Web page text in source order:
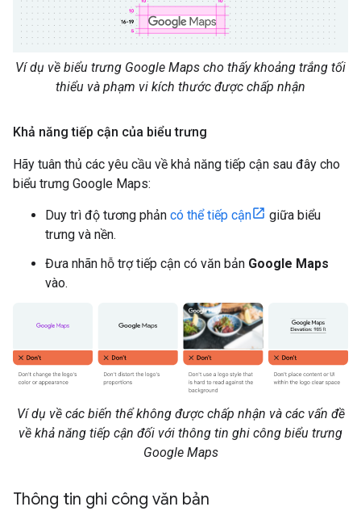
Ví dụ về biểu trưng Google Maps cho thấy khoảng trắng tối
thiểu và phạm vi kích thước được chấp nhận
Khả năng tiếp cận của biểu trưng
Hãy tuân thủ các yêu cầu về khả năng tiếp cận sau đây cho
biểu trưng Google Maps:
Duy trì độ tương phản có thể tiếp cận
giữa biểu
trưng và nền.
Đưa nhãn hỗ trợ tiếp cận có văn bản Google Maps
vào.
Ví dụ về các biến thể không được chấp nhận và các vấn đề
về khả năng tiếp cận đối với thông tin ghi công biểu trưng
Google Maps
Thông tin ghi công văn bản